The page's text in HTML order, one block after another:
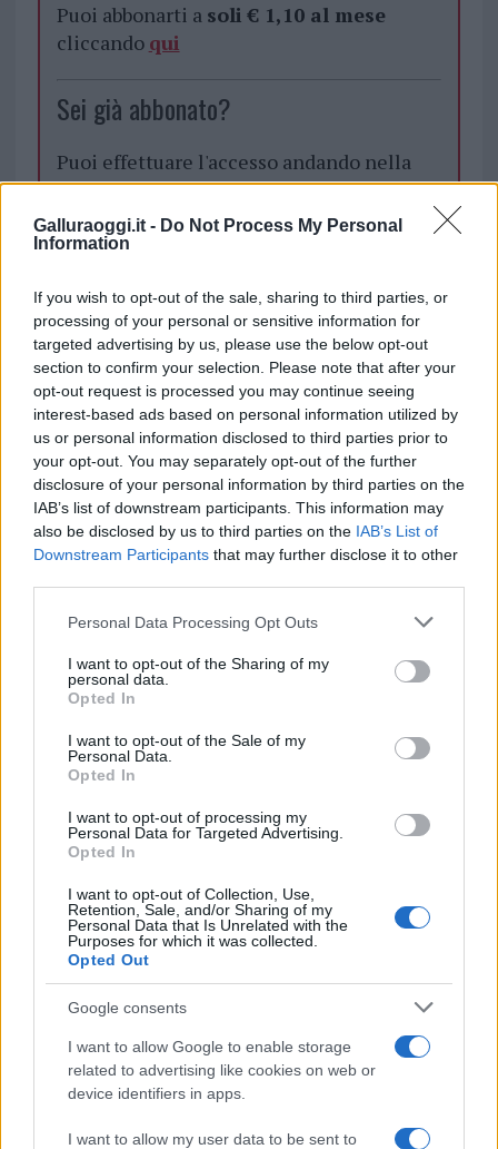
Galluraoggi.it - Do Not Process My Personal
Information
If you wish to opt-out of the sale, sharing to third parties, or
processing of your personal or sensitive information for
targeted advertising by us, please use the below opt-out
section to confirm your selection. Please note that after your
opt-out request is processed you may continue seeing
interest-based ads based on personal information utilized by
us or personal information disclosed to third parties prior to
your opt-out. You may separately opt-out of the further
disclosure of your personal information by third parties on the
IAB’s list of downstream participants. This information may
also be disclosed by us to third parties on the IAB’s List of
Downstream Participants that may further disclose it to other
Please note that this website/app uses one or more Google
not limited to your visit or usage behaviour. You may click to
grant or deny consent to Google and its third-party tags to
use your data for below specified purposes in below Google
consent section.
Personal Data Processing Opt Outs
I want to opt-out of the Sharing of my
personal data.
Opted In
I want to opt-out of the Sale of my
Personal Data.
Opted In
I want to opt-out of processing my
Personal Data for Targeted Advertising.
Opted In
I want to opt-out of Collection, Use,
Retention, Sale, and/or Sharing of my
Personal Data that Is Unrelated with the
Purposes for which it was collected.
Opted Out
Google consents
I want to allow Google to enable storage
related to advertising like cookies on web or
device identifiers in apps.
I want to allow my user data to be sent to
Puoi abbonarti a soli € 1,10 al mese
cliccando qui
Sei già abbonato?
Puoi effettuare l'accesso andando nella
sezioneLogindal menù del sito o
cliccando qui
TEMI:
Centro Comerciale Olbia Mare
Conad Olbia
Franco Fois
Condividi l'articolo
F
a
ce
b
o
o
k
T
w
it
te
r
Pi
n
te
re
st
W
h
at
s
A
p
p
S
h
a
re
Articolo precedente
Prossimo articolo
NOTIZIE RECENTI
Incendi, a San Pasquale arriva il Campo Base:
Andrea Mura conquista Palau: grande
partecipazione per il suo racconto
minori, Albieri: “Episodi gravissimi”
50mila nel resort
Meteo Olbia 7 agosto, sole e caldo tornano
protagonisti